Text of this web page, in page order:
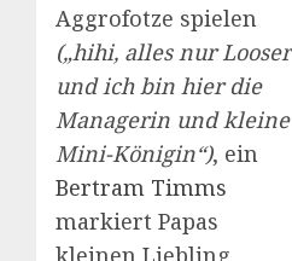
Aggrofotze spielen
(„hihi, alles nur Looser
und ich bin hier die
Managerin und kleine
Mini-Königin“), ein
Bertram Timms
markiert Papas
kleinen Liebling